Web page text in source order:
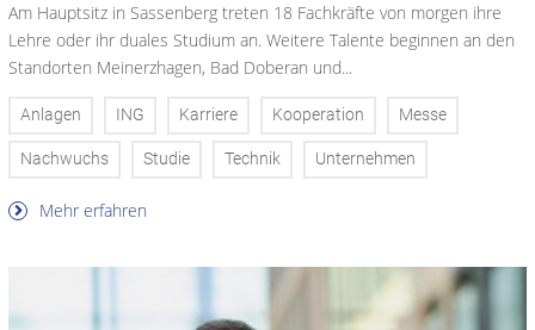
Am Hauptsitz in Sassenberg treten 18 Fachkräfte von morgen ihre
Lehre oder ihr duales Studium an. Weitere Talente beginnen an den
Standorten Meinerzhagen, Bad Doberan und...
Anlagen ING Karriere Kooperation Messe
Nachwuchs Studie Technik Unternehmen
Mehr erfahren